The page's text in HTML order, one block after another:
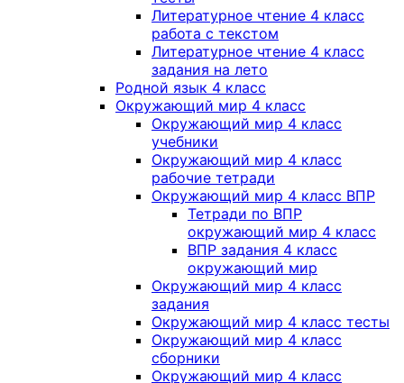
Литературное чтение 4 класс
работа с текстом
Литературное чтение 4 класс
задания на лето
Родной язык 4 класс
Окружающий мир 4 класс
Окружающий мир 4 класс
учебники
Окружающий мир 4 класс
рабочие тетради
Окружающий мир 4 класс ВПР
Тетради по ВПР
окружающий мир 4 класс
ВПР задания 4 класс
окружающий мир
Окружающий мир 4 класс
задания
Окружающий мир 4 класс тесты
Окружающий мир 4 класс
сборники
Окружающий мир 4 класс